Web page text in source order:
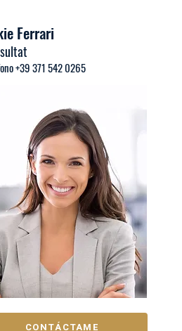
Ferrari
+39 371 542 0265
CONTÁCTAME